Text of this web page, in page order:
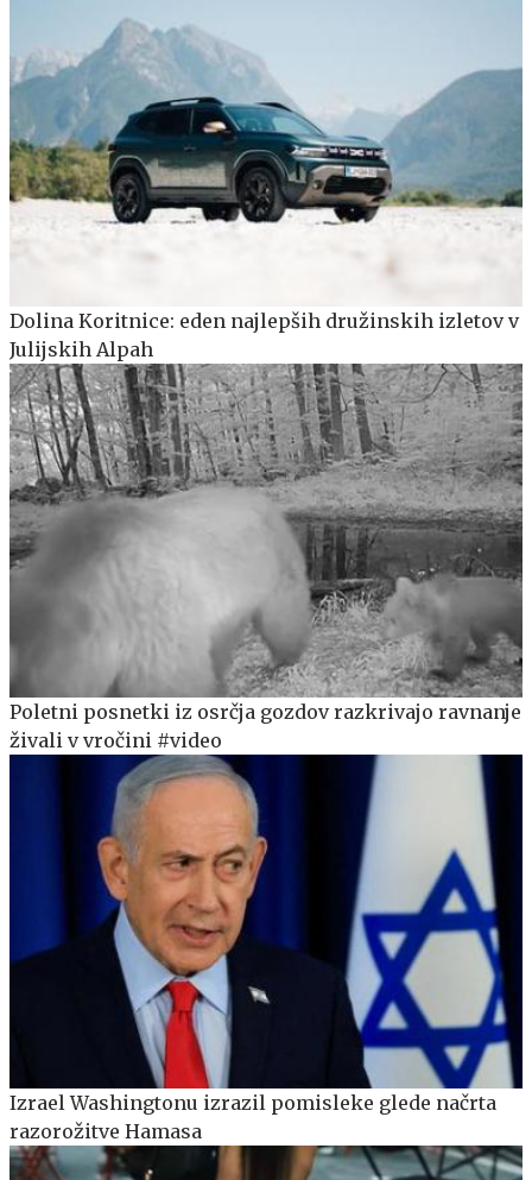
Dolina Koritnice: eden najlepših družinskih izletov v
Julijskih Alpah
Poletni posnetki iz osrčja gozdov razkrivajo ravnanje
živali v vročini #video
Izrael Washingtonu izrazil pomisleke glede načrta
razorožitve Hamasa